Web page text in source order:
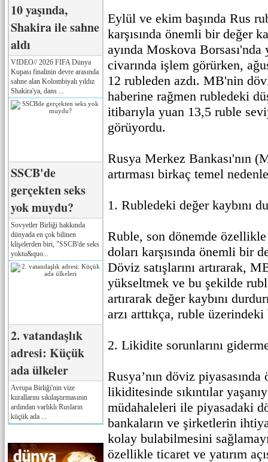
10 yaşında,
Shakira ile sahne
aldı
VIDEO// 2026 FIFA Dünya
Kupası finalinin devre arasında
sahne alan Kolombiyalı yıldız
Shakira'ya, dans ...
SSCB'de
gerçekten seks
yok muydu?
Sovyetler Birliği hakkında
dünyada en çok bilinen
klişelerden biri, "SSCB'de seks
yoktu&quo...
2. vatandaşlık
adresi: Küçük
ada ülkeler
Avrupa Birliği'nin vize
kurallarını sıkılaştırmasının
ardından varlıklı Rusların
küçük ada ...
Eylül ve ekim başında Rus
karşısında önemli bir değer
ayında Moskova
civarında işlem görürken,
12 rubleden azdı. MB'nin
haberine rağmen rubledeki
itibarıyla yuan 13,5 ruble
görüyordu.
Rusya Merkez Bankası'nın
artırması birkaç temel
1. Rubledeki değer kaybını
Ruble, son dönemde
doları karşısında önemli bir
Döviz satışlarını artırarak,
yükseltmek ve bu şekilde
artırarak değer kaybını
arzı arttıkça, ruble
2. Likidite sorunlarını
Rusya’nın döviz
likiditesinde sıkıntılar
müdahaleleri ile piyasadaki
bankaların ve şirketlerin
kolay bulabilmesini
özellikle ticaret ve yatırım